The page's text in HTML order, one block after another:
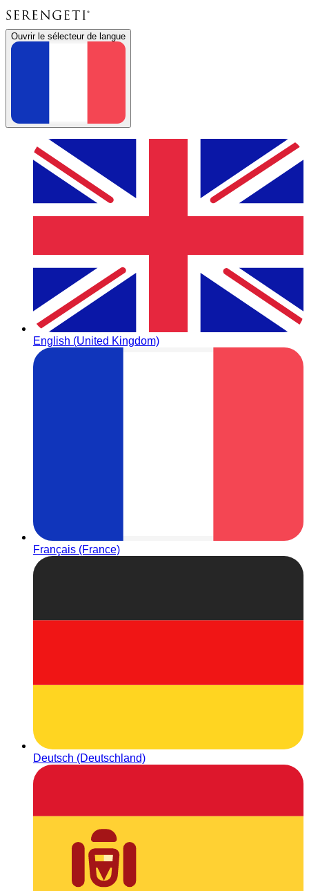
Ouvrir le sélecteur de langue
English (United Kingdom)
Français (France)
Deutsch (Deutschland)